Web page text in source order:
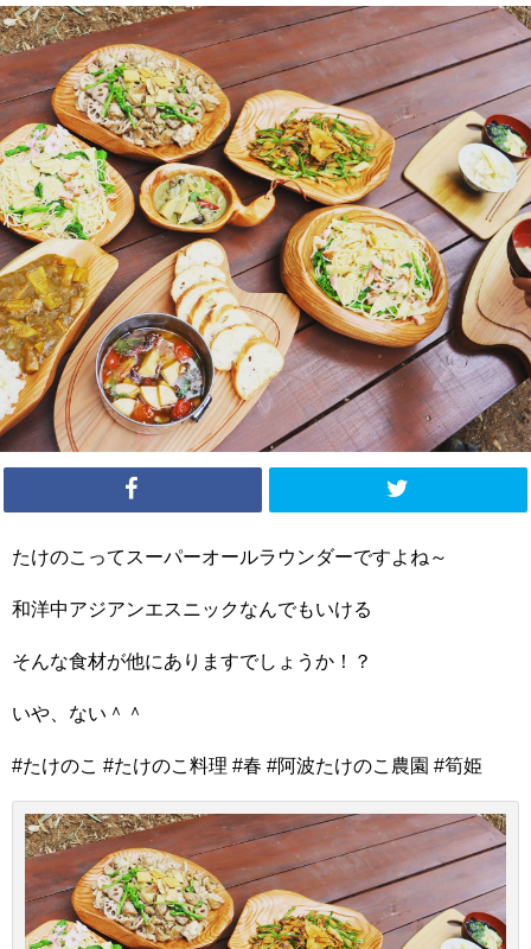
たけのこってスーパーオールラウンダーですよね～
和洋中アジアンエスニックなんでもいける
そんな食材が他にありますでしょうか！？
いや、ない＾＾
#たけのこ #たけのこ料理 #春 #阿波たけのこ農園 #筍姫